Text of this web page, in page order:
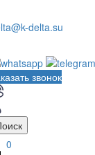
delta.su
звонок
0